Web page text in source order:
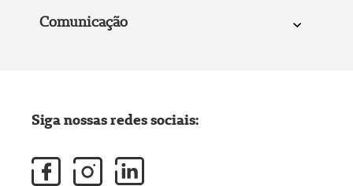
Comunicação
Siga nossas redes sociais: